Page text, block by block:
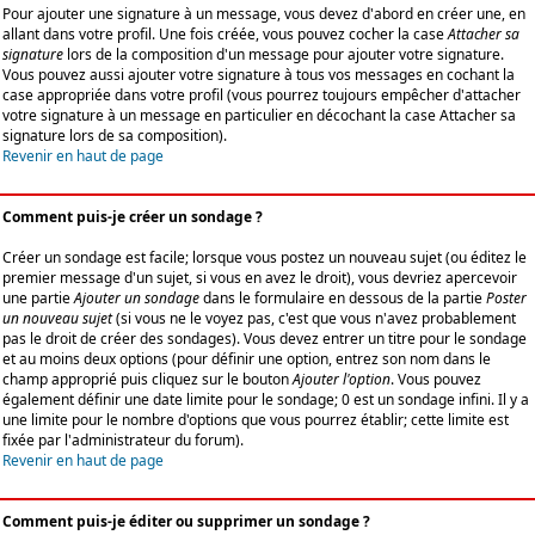
Pour ajouter une signature à un message, vous devez d'abord en créer une, en
allant dans votre profil. Une fois créée, vous pouvez cocher la caseAttacher sa
signature lors de la composition d'un message pour ajouter votre signature.
Vous pouvez aussi ajouter votre signature à tous vos messages en cochant la
case appropriée dans votre profil (vous pourrez toujours empêcher d'attacher
votre signature à un message en particulier en décochant la case Attacher sa
signature lors de sa composition).
Revenir en haut de page
Comment puis-je créer un sondage ?
Créer un sondage est facile; lorsque vous postez un nouveau sujet (ou éditez le
premier message d'un sujet, si vous en avez le droit), vous devriez apercevoir
une partieAjouter un sondagedans le formulaire en dessous de la partiePoster
un nouveau sujet(si vous ne le voyez pas, c'est que vous n'avez probablement
pas le droit de créer des sondages). Vous devez entrer un titre pour le sondage
et au moins deux options (pour définir une option, entrez son nom dans le
champ approprié puis cliquez sur le boutonAjouter l'option. Vous pouvez
également définir une date limite pour le sondage; 0 est un sondage infini. Il y a
une limite pour le nombre d'options que vous pourrez établir; cette limite est
fixée par l'administrateur du forum).
Revenir en haut de page
Comment puis-je éditer ou supprimer un sondage ?